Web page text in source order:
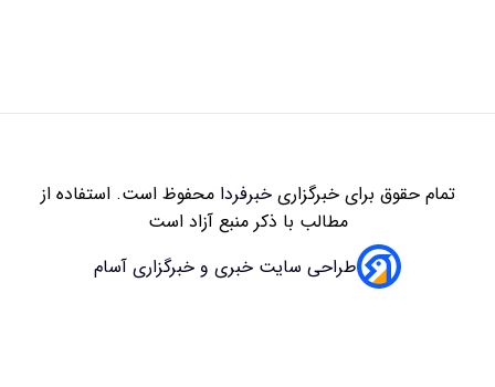
تمام حقوق برای خبرگزاریخبرفردامحفوظ است. استفاده از
مطالب با ذکر منبع آزاد است
طراحی سایت خبری و خبرگزاری آسام